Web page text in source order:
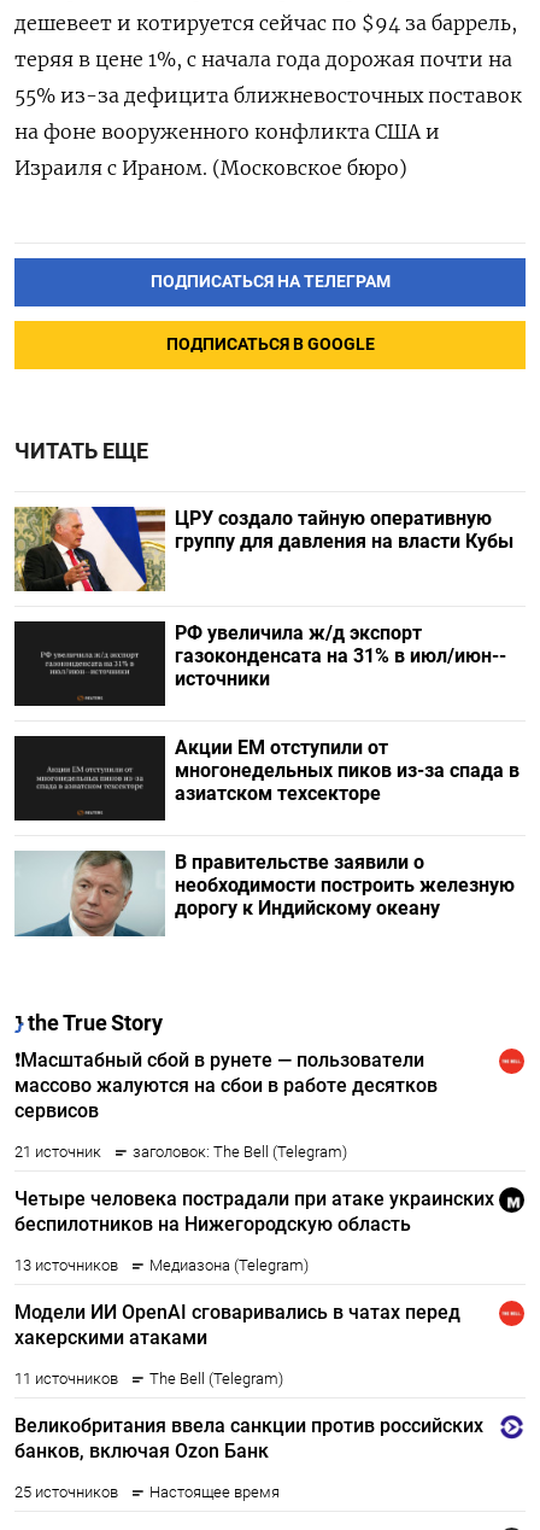
дешевеет и котируется сейчас по $94 за баррель,
теряя в цене ​1%, с начала года дорожая почти на
55% из-за дефицита ближневосточных поставок
‌на фоне вооруженного конфликта США и
Израиля с Ираном. (Московское бюро)
ПОДПИСАТЬСЯ НА ТЕЛЕГРАМ
ПОДПИСАТЬСЯ В GOOGLE
ЧИТАТЬ ЕЩЕ
ЦРУ создало тайную оперативную
группу для давления на власти Кубы
РФ увеличила ж/д экспорт
газоконденсата на 31% в июл/июн--
источники
Акции ЕМ отступили от
многонедельных пиков из-за спада в
азиатском техсекторе
В правительстве заявили о
необходимости построить железную
дорогу к Индийскому океану